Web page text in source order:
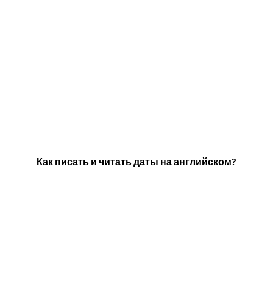
Как писать и читать даты на английском?